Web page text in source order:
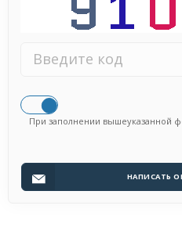
При заполнении вышеуказанной
НАПИСАТЬ